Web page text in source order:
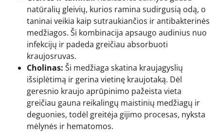
natūralių gleivių, kurios ramina sudirgusią odą, o
taninai veikia kaip sutraukiančios ir antibakterinės
medžiagos. Ši kombinacija apsaugo audinius nuo
infekcijų ir padeda greičiau absorbuoti
kraujosruvas.
Cholinas: Ši medžiaga skatina kraujagyslių
išsiplėtimą ir gerina vietinę kraujotaką. Dėl
geresnio kraujo aprūpinimo pažeista vieta
greičiau gauna reikalingų maistinių medžiagų ir
deguonies, todėl greitėja gijimo procesas, nyksta
mėlynės ir hematomos.